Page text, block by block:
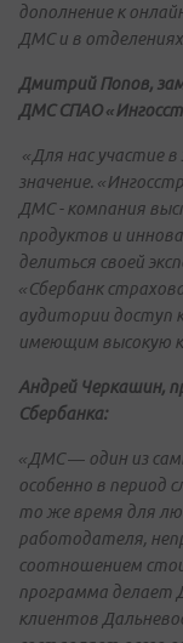
дополнение к
ДМС и в
Дмитрий Попов,
ДМС СПАО
«Для нас участие
значение.
ДМС - компания
продуктов и
делиться своей
«Сбербанк
аудитории доступ
имеющим высокую
Андрей Черкашин,
Сбербанка:
«ДМС— один из
особенно в период
то же время для
работодателя,
соотношением
программа делает
клиентов